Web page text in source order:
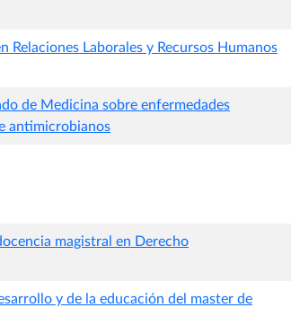
Laborales y Recursos Humanos
de Medicina sobre enfermedades
antimicrobianos
magistral en Derecho
y de la educación del master de